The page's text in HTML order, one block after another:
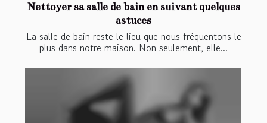
Nettoyer sa salle de bain en suivant quelques
astuces
La salle de bain reste le lieu que nous fréquentons le
plus dans notre maison. Non seulement, elle...